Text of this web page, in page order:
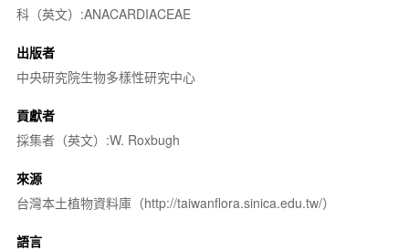
科（英文）:ANACARDIACEAE
出版者
中央研究院生物多樣性研究中心
貢獻者
採集者（英文）:W. Roxbugh
來源
台灣本土植物資料庫（http://taiwanflora.sinica.edu.tw/）
語言